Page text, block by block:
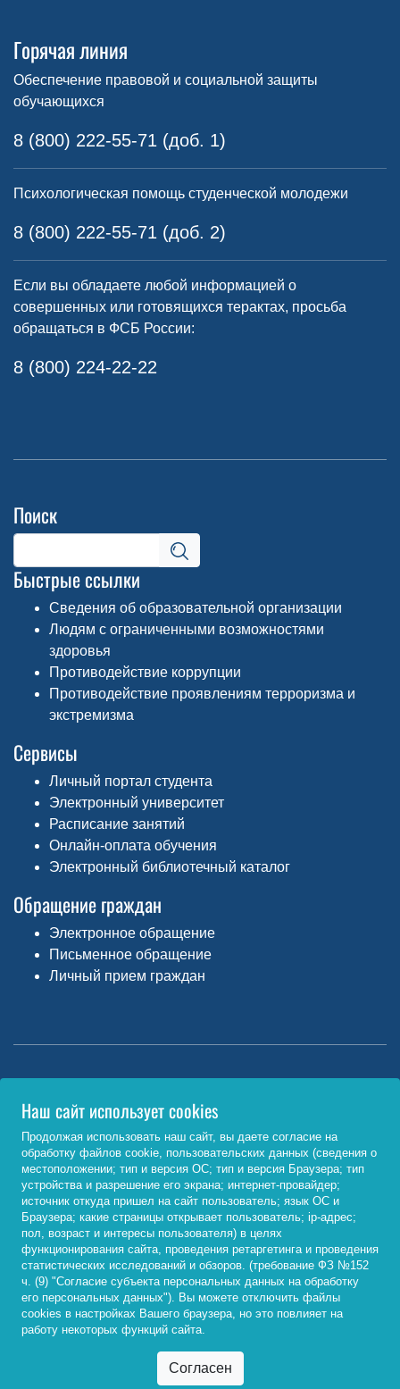
Горячая линия
Обеспечение правовой и социальной защиты
обучающихся
8 (800) 222-55-71 (доб. 1)
Психологическая помощь студенческой молодежи
8 (800) 222-55-71 (доб. 2)
Если вы обладаете любой информацией о
совершенных или готовящихся терактах, просьба
обращаться в ФСБ России:
8 (800) 224-22-22
Поиск
Быстрые ссылки
Сведения об образовательной организации
Людям с ограниченными возможностями
здоровья
Противодействие коррупции
Противодействие проявлениям терроризма и
экстремизма
Сервисы
Личный портал студента
Электронный университет
Расписание занятий
Онлайн-оплата обучения
Электронный библиотечный каталог
Обращение граждан
Электронное обращение
Письменное обращение
Личный прием граждан
Министерство науки и высшего образования РФ
http://www.minobrnauki.gov.ru/
Министерство просвещения РФ
https://edu.gov.ru/
Федеральный портал «Российское образование»
http://www.edu.ru/
© 2026, ФГБОУ ВО «Байкальский государственный
университет»
Наш сайт использует cookies
Продолжая использовать наш сайт, вы даете согласие на
обработку файлов cookie, пользовательских данных (сведения о
местоположении; тип и версия ОС; тип и версия Браузера; тип
устройства и разрешение его экрана; интернет-провайдер;
источник откуда пришел на сайт пользователь; язык ОС и
Браузера; какие страницы открывает пользователь; ip-адрес;
пол, возраст и интересы пользователя) в целях
функционирования сайта, проведения ретаргетинга и проведения
статистических исследований и обзоров. (требование ФЗ №152
ч. (9) "Согласие субъекта персональных данных на обработку
его персональных данных"). Вы можете отключить файлы
cookies в настройках Вашего браузера, но это повлияет на
работу некоторых функций сайта.